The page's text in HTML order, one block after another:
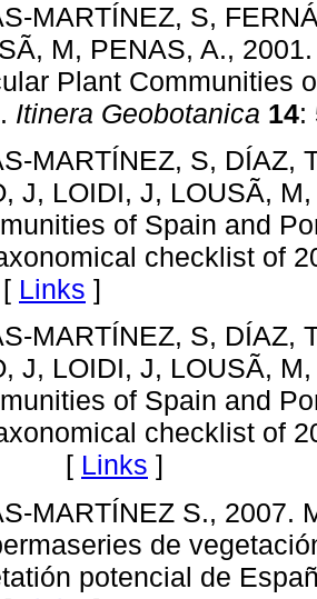
MARTÍNEZ, S,
M, PENAS, A.,
Plant Communities
Itinera Geobotanica 14
MARTÍNEZ, S, DÍAZ,
J, LOIDI, J, LOUSÃ,
of Spain and
checklist of
Links ]
MARTÍNEZ, S, DÍAZ,
J, LOIDI, J, LOUSÃ,
of Spain and
checklist of
[ Links ]
MARTÍNEZ S., 2007.
de
potencial de